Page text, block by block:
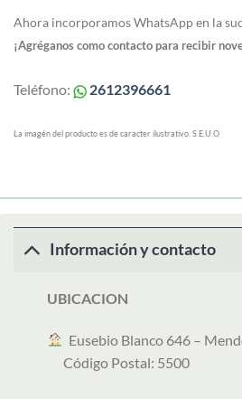
Ahora incorporamos WhatsApp en la
¡Agréganos como contacto para recibir
Teléfono: 2612396661
La imagén del producto es de caracter ilustrativo. S.E.U.O
Información y contacto
UBICACION
Eusebio Blanco 646 –
Código Postal: 5500